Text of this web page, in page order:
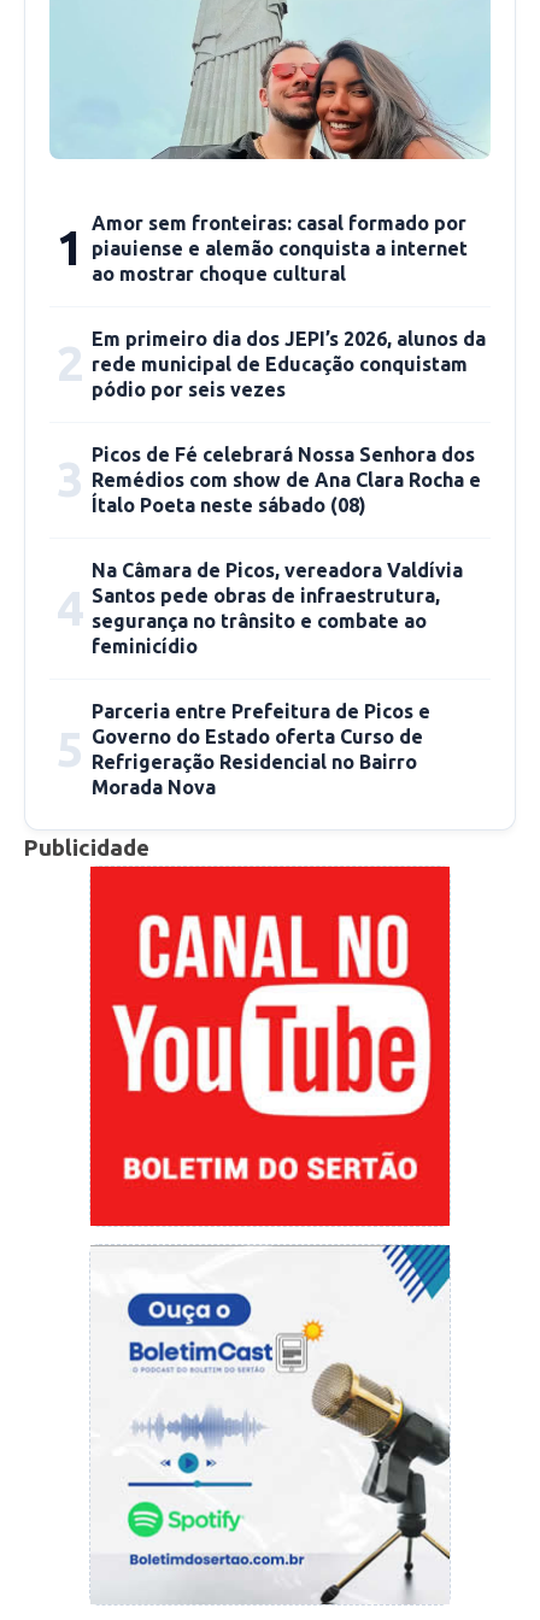
1
Amor sem fronteiras: casal formado por
piauiense e alemão conquista a internet
ao mostrar choque cultural
2 Em primeiro dia dos JEPI’s 2026, alunos da
rede municipal de Educação conquistam
pódio por seis vezes
3 Picos de Fé celebrará Nossa Senhora dos
Remédios com show de Ana Clara Rocha e
Ítalo Poeta neste sábado (08)
4
Na Câmara de Picos, vereadora Valdívia
Santos pede obras de infraestrutura,
segurança no trânsito e combate ao
feminicídio
5
Parceria entre Prefeitura de Picos e
Governo do Estado oferta Curso de
Refrigeração Residencial no Bairro
Morada Nova
Publicidade